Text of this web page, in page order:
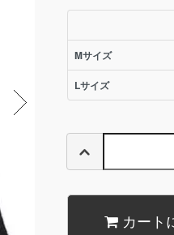
Mサイズ
Lサイズ
カート